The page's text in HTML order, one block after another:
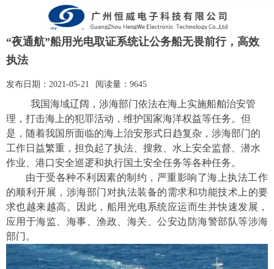
“夜通航”船用光电取证系统让公务船无畏前行，高效
执法
发布日期： 2021-05-21 阅读量： 9645
我国海域辽阔，涉海部门依法在海上实施船舶治安管
理，打击海上的犯罪活动，维护国家海洋权益等任务。但
是，随着我国所面临的海上治安形式日趋复杂，涉海部门的
工作日益繁重，担负起了执法、搜救、水上安全监督、潜水
作业、港口安全巡逻和执行国土安全任务等各种任务。
由于受各种不利因素的制约，严重影响了海上执法工作
的顺利开展 ， 涉海部门对执法装备的需求和功能技术上的要
求也越来越高。因此 ， 船用光电系统应运而生并快速发展，
应用于海监、海事、渔政、海关、公安边防海警部队等涉海
部门 。